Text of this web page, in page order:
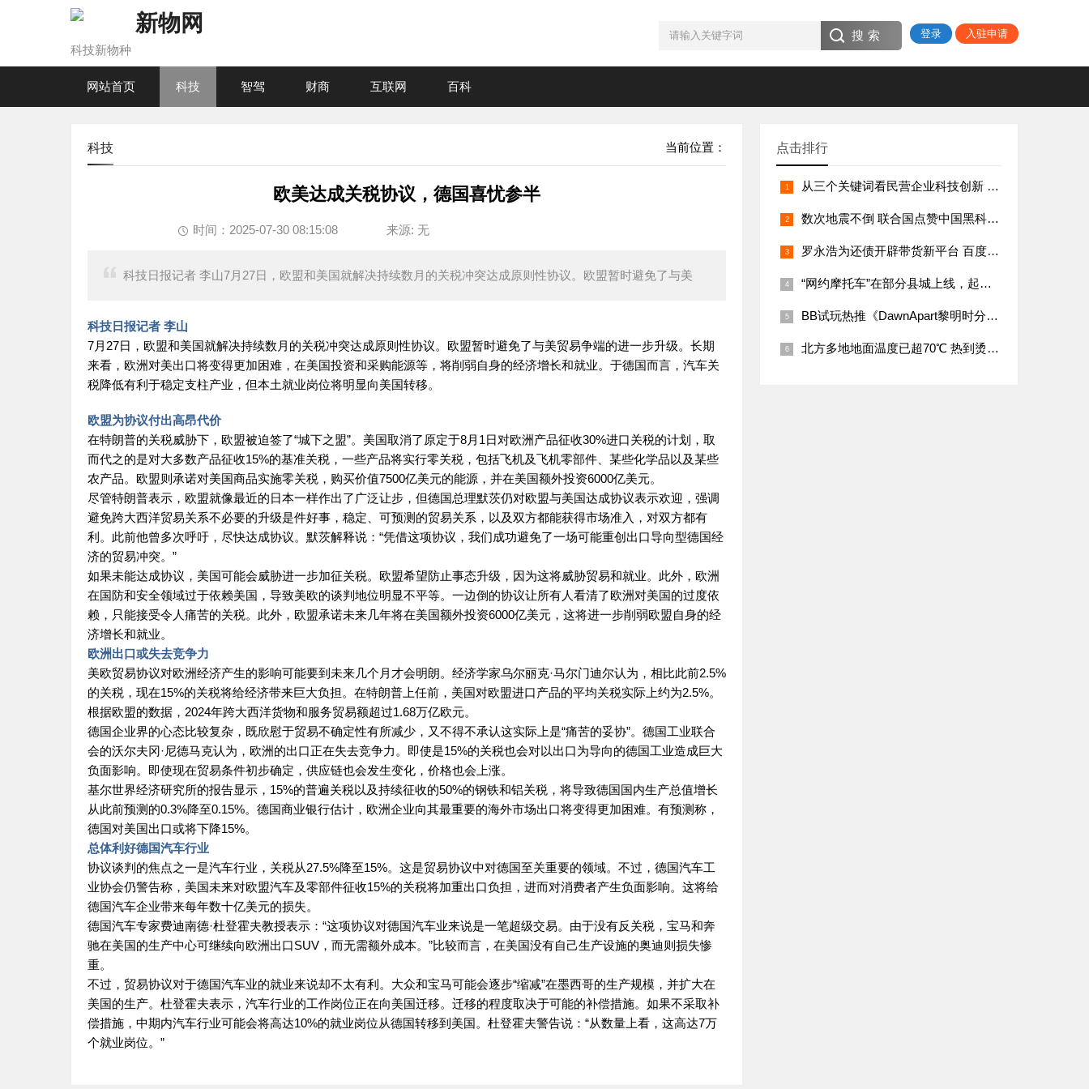
登录 入驻申请
新物网
科技新物种
网站首页 科技 智驾 财商 互联网 百科
当前位置：
科技
欧美达成关税协议，德国喜忧参半
时间：2025-07-30 08:15:08 来源: 无
科技日报记者 李山7月27日，欧盟和美国就解决持续数月的关税冲突达成原则性协议。欧盟暂时避免了与美
科技日报记者 李山
7月27日，欧盟和美国就解决持续数月的关税冲突达成原则性协议。欧盟暂时避免了与美贸易争端的进一步升级。长期
来看，欧洲对美出口将变得更加困难，在美国投资和采购能源等，将削弱自身的经济增长和就业。于德国而言，汽车关
税降低有利于稳定支柱产业，但本土就业岗位将明显向美国转移。
欧盟为协议付出高昂代价
在特朗普的关税威胁下，欧盟被迫签了“城下之盟”。美国取消了原定于8月1日对欧洲产品征收30%进口关税的计划，取
而代之的是对大多数产品征收15%的基准关税，一些产品将实行零关税，包括飞机及飞机零部件、某些化学品以及某些
农产品。欧盟则承诺对美国商品实施零关税，购买价值7500亿美元的能源，并在美国额外投资6000亿美元。
尽管特朗普表示，欧盟就像最近的日本一样作出了广泛让步，但德国总理默茨仍对欧盟与美国达成协议表示欢迎，强调
避免跨大西洋贸易关系不必要的升级是件好事，稳定、可预测的贸易关系，以及双方都能获得市场准入，对双方都有
利。此前他曾多次呼吁，尽快达成协议。默茨解释说：“凭借这项协议，我们成功避免了一场可能重创出口导向型德国经
济的贸易冲突。”
如果未能达成协议，美国可能会威胁进一步加征关税。欧盟希望防止事态升级，因为这将威胁贸易和就业。此外，欧洲
在国防和安全领域过于依赖美国，导致美欧的谈判地位明显不平等。一边倒的协议让所有人看清了欧洲对美国的过度依
赖，只能接受令人痛苦的关税。此外，欧盟承诺未来几年将在美国额外投资6000亿美元，这将进一步削弱欧盟自身的经
济增长和就业。
欧洲出口或失去竞争力
美欧贸易协议对欧洲经济产生的影响可能要到未来几个月才会明朗。经济学家乌尔丽克·马尔门迪尔认为，相比此前2.5%
的关税，现在15%的关税将给经济带来巨大负担。在特朗普上任前，美国对欧盟进口产品的平均关税实际上约为2.5%。
根据欧盟的数据，2024年跨大西洋货物和服务贸易额超过1.68万亿欧元。
德国企业界的心态比较复杂，既欣慰于贸易不确定性有所减少，又不得不承认这实际上是“痛苦的妥协”。德国工业联合
会的沃尔夫冈·尼德马克认为，欧洲的出口正在失去竞争力。即使是15%的关税也会对以出口为导向的德国工业造成巨大
负面影响。即使现在贸易条件初步确定，供应链也会发生变化，价格也会上涨。
基尔世界经济研究所的报告显示，15%的普遍关税以及持续征收的50%的钢铁和铝关税，将导致德国国内生产总值增长
从此前预测的0.3%降至0.15%。德国商业银行估计，欧洲企业向其最重要的海外市场出口将变得更加困难。有预测称，
德国对美国出口或将下降15%。
总体利好德国汽车行业
协议谈判的焦点之一是汽车行业，关税从27.5%降至15%。这是贸易协议中对德国至关重要的领域。不过，德国汽车工
业协会仍警告称，美国未来对欧盟汽车及零部件征收15%的关税将加重出口负担，进而对消费者产生负面影响。这将给
德国汽车企业带来每年数十亿美元的损失。
德国汽车专家费迪南德·杜登霍夫教授表示：“这项协议对德国汽车业来说是一笔超级交易。由于没有反关税，宝马和奔
驰在美国的生产中心可继续向欧洲出口SUV，而无需额外成本。”比较而言，在美国没有自己生产设施的奥迪则损失惨
重。
不过，贸易协议对于德国汽车业的就业来说却不太有利。大众和宝马可能会逐步“缩减”在墨西哥的生产规模，并扩大在
美国的生产。杜登霍夫表示，汽车行业的工作岗位正在向美国迁移。迁移的程度取决于可能的补偿措施。如果不采取补
偿措施，中期内汽车行业可能会将高达10%的就业岗位从德国转移到美国。杜登霍夫警告说：“从数量上看，这高达7万
个就业岗位。”
点击排行
从三个关键词看民营企业科技创新 民营经济促进法正式施行
数次地震不倒 联合国点赞中国黑科技，建筑以柔克刚
罗永浩为还债开辟带货新平台 百度的野心罗永浩机会
“网约摩托车”在部分县城上线，起步价五六元
BB试玩热推《DawnApart黎明时分》自动化与殖民模拟玩法全面评测
北方多地地面温度已超70℃ 热到烫脚是真的